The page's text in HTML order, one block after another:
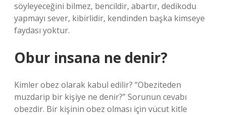
söyleyeceğini bilmez, bencildir, abartır, dedikodu
yapmayı sever, kibirlidir, kendinden başka kimseye
faydası yoktur.
Obur insana ne denir?
Kimler obez olarak kabul edilir? “Obeziteden
muzdarip bir kişiye ne denir?” Sorunun cevabı
obezdir. Bir kişinin obez olması için vücut kitle